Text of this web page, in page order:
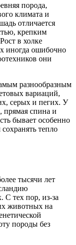
порода,
климата и
отличается
крепким
в холке
иногда ошибочно
они
разнообразным
вариаций,
серых и пегих. У
прямая спина и
бывает особенно
тепло
тысячи лет
С тех пор, из-за
животных на
породы без